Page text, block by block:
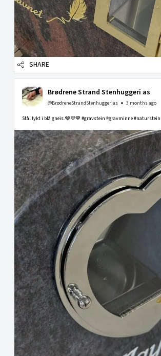
SHARE
Brødrene Strand Stenhuggeri as
@BrødreneStrandStenhuggerias 3 months ago
Stål lykt i blå gneis.🩶💜💙 #gravstein #gravminne